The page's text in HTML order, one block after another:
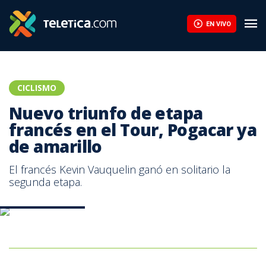
EN VIVO
CICLISMO
Nuevo triunfo de etapa
francés en el Tour, Pogacar ya
de amarillo
El francés Kevin Vauquelin ganó en solitario la
segunda etapa.